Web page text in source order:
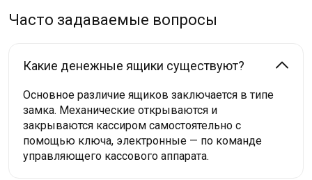
Часто задаваемые вопросы
Какие денежные ящики существуют?
Основное различие ящиков заключается в типе
замка. Механические открываются и
закрываются кассиром самостоятельно с
помощью ключа, электронные — по команде
управляющего кассового аппарата.